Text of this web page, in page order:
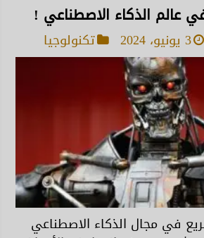
في عالم الذكاء الاصطناعي !
3 يونيو، 2024 تكنولوجيا
في مجال الذكاء الاصطناعي